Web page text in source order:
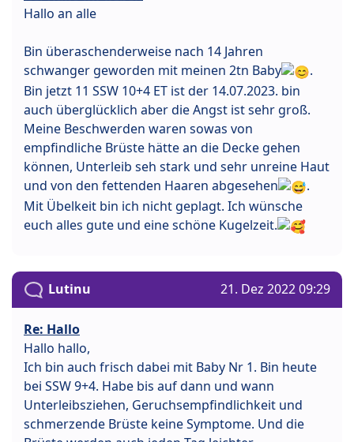
Hallo an alle
Bin überaschenderweise nach 14 Jahren
schwanger geworden mit meinen 2tn Baby
.
Bin jetzt 11 SSW 10+4 ET ist der 14.07.2023. bin
auch überglücklich aber die Angst ist sehr groß.
Meine Beschwerden waren sowas von
empfindliche Brüste hätte an die Decke gehen
können, Unterleib seh stark und sehr unreine Haut
und von den fettenden Haaren abgesehen
.
Mit Übelkeit bin ich nicht geplagt. Ich wünsche
euch alles gute und eine schöne Kugelzeit.
Lutinu 21. Dez 2022 09:29
Re: Hallo
Hallo hallo,
Ich bin auch frisch dabei mit Baby Nr 1. Bin heute
bei SSW 9+4. Habe bis auf dann und wann
Unterleibsziehen, Geruchsempfindlichkeit und
schmerzende Brüste keine Symptome. Und die